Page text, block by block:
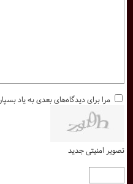
مرا برای دیدگاه‌های بعدی به یاد بسپار
تصویر امنیتی جدید